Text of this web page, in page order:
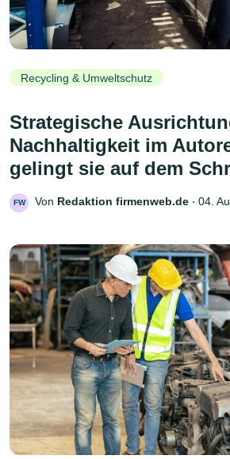
Recycling & Umweltschutz
Strategische
Nachhaltigkeit im
gelingt sie auf dem
FW Von Redaktion firmenweb.de ‧ 04.